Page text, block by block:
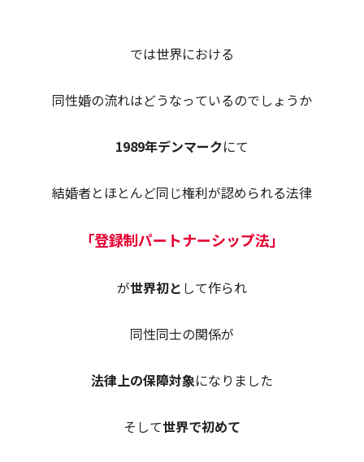
では世界における
同性婚の流れはどうなっているのでしょうか
1989年デンマークにて
結婚者とほとんど同じ権利が認められる法律
「登録制パートナーシップ法」
が世界初と して作られ
同性同士の関係が
法律上の保障対象になりました
そして世界で初めて